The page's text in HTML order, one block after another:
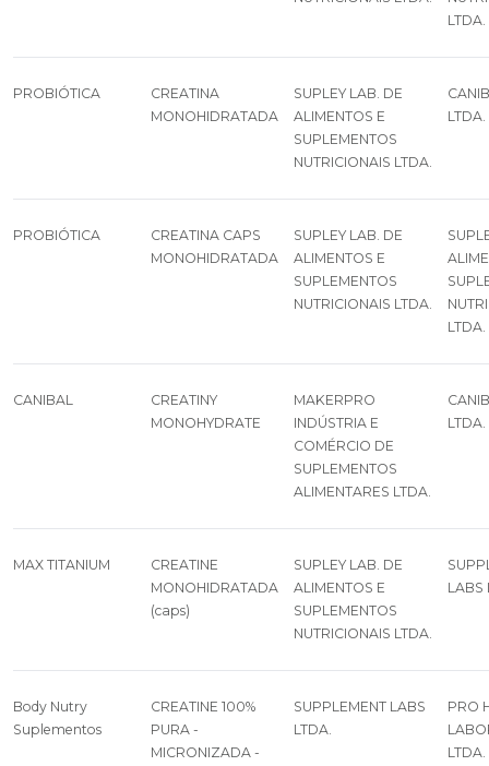
LTDA.
PROBIÓTICA
CREATINA
MONOHIDRATADA
SUPLEY LAB. DE
ALIMENTOS E
SUPLEMENTOS
NUTRICIONAIS LTDA.
LTDA.
PROBIÓTICA
CREATINA CAPS
MONOHIDRATADA
SUPLEY LAB. DE
ALIMENTOS E
SUPLEMENTOS
NUTRICIONAIS LTDA.
LTDA.
CANIBAL
CREATINY
MONOHYDRATE
MAKERPRO
INDÚSTRIA E
COMÉRCIO DE
SUPLEMENTOS
ALIMENTARES LTDA.
LTDA.
MAX TITANIUM
CREATINE
MONOHIDRATADA
(caps)
SUPLEY LAB. DE
ALIMENTOS E
SUPLEMENTOS
NUTRICIONAIS LTDA.
LABS
Body Nutry
Suplementos
CREATINE 100%
PURA -
MICRONIZADA -
SUPPLEMENT LABS
LTDA.
PRO
LTDA.